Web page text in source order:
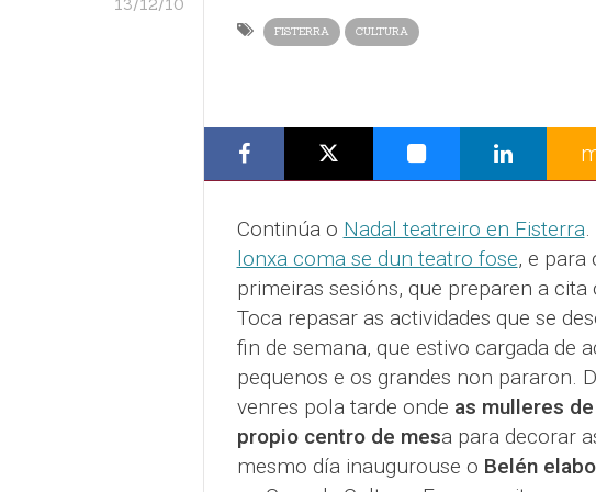
FISTERRA CULTURA
Continúa o Nadal teatreiro en Fisterra.
lonxa coma se dun teatro fose, e para
primeiras sesións, que preparen a cita
Toca repasar as actividades que se
fin de semana, que estivo cargada de
pequenos e os grandes non pararon.
venres pola tarde onde as mulleres
propio centro de mesa para decorar
mesmo día inaugurouse o Belén